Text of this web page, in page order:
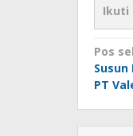
Ikuti
pos
Pos
PT